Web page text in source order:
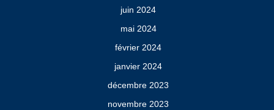
juin 2024
mai 2024
février 2024
janvier 2024
décembre 2023
novembre 2023